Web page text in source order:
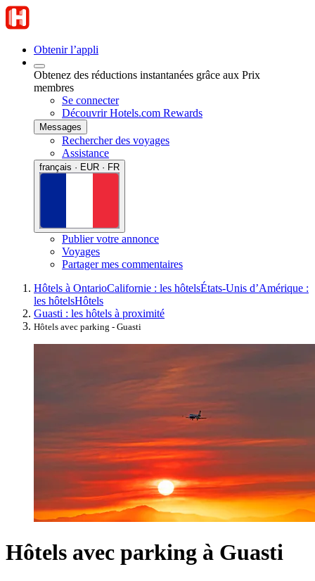
Obtenir l’appli
Obtenez des réductions instantanées grâce aux Prix
membres
Se connecter
Découvrir Hotels.com Rewards
Messages
Rechercher des voyages
Assistance
français · EUR · FR
Publier votre annonce
Voyages
Partager mes commentaires
Hôtels à OntarioCalifornie : les hôtelsÉtats-Unis d’Amérique :
les hôtelsHôtels
Guasti : les hôtels à proximité
Hôtels avec parking - Guasti
Hôtels avec parking à Guasti